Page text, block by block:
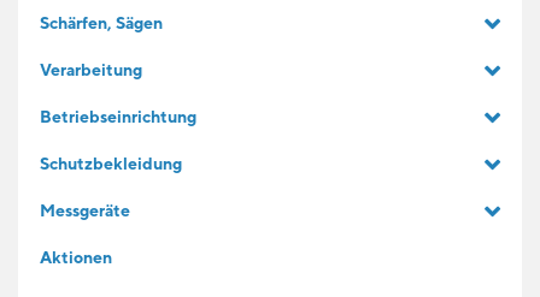
Schärfen, Sägen
Verarbeitung
Betriebseinrichtung
Schutzbekleidung
Messgeräte
Aktionen